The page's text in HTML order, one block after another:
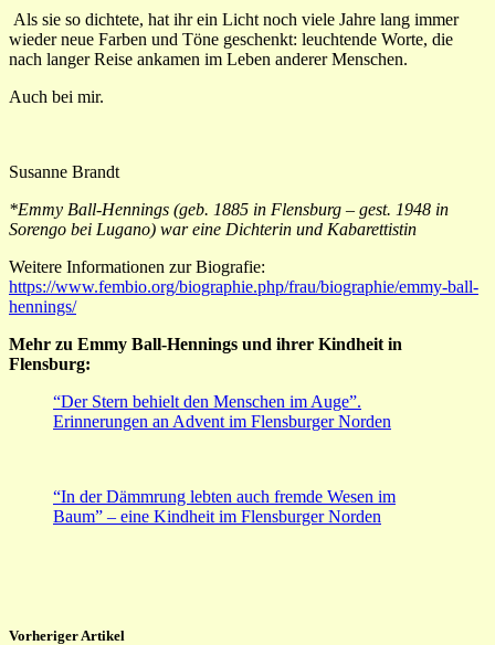
Als sie so dichtete, hat ihr ein Licht noch viele Jahre lang immer
wieder neue Farben und Töne geschenkt: leuchtende Worte, die
nach langer Reise ankamen im Leben anderer Menschen.
Auch bei mir.
Susanne Brandt
*Emmy Ball-Hennings (geb. 1885 in Flensburg – gest. 1948 in
Sorengo bei Lugano) war eine Dichterin und Kabarettistin
Weitere Informationen zur Biografie:
https://www.fembio.org/biographie.php/frau/biographie/emmy-ball-
hennings/
Mehr zu Emmy Ball-Hennings und ihrer Kindheit in
Flensburg:
“Der Stern behielt den Menschen im Auge”.
Erinnerungen an Advent im Flensburger Norden
“In der Dämmrung lebten auch fremde Wesen im
Baum” – eine Kindheit im Flensburger Norden
Vorheriger Artikel